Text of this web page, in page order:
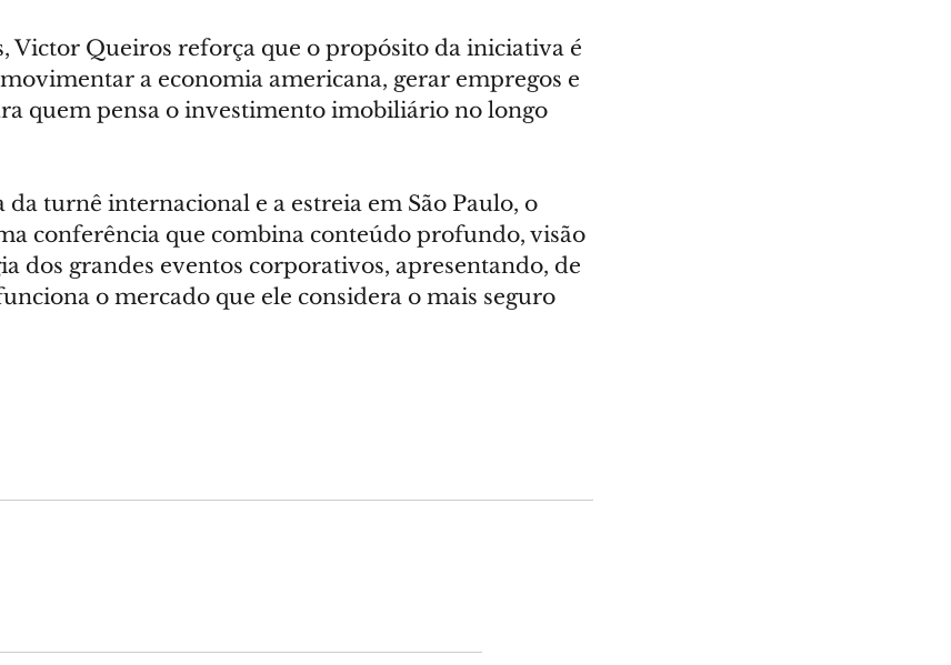
Victor Queiros reforça que o propósito da iniciativa é
a economia americana, gerar empregos e
quem pensa o investimento imobiliário no longo
da turnê internacional e a estreia em São Paulo, o
conferência que combina conteúdo profundo, visão
dos grandes eventos corporativos, apresentando, de
o mercado que ele considera o mais seguro